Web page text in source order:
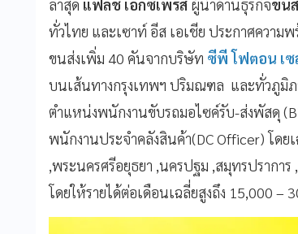
ล่าสุด แฟลช เอ็กซ์เพรส ผู้นำด้านธุรกิจขน
ทั่วไทย และเซาท์ อีส เอเชีย ประกาศความ
ขนส่งเพิ่ม 40 คันจากบริษัท ซีพี โฟตอน เ
บนเส้นทางกรุงเทพฯ ปริมณฑล และทั่วภูมิ
ตำแหน่งพนักงานขับรถมอไซค์รับ-ส่งพัสดุ
พนักงานประจำคลังสินค้า(DC Officer) โ
,พระนครศรีอยุธยา ,นครปฐม ,สมุทรปราการ
โดยให้รายได้ต่อเดือนเฉลี่ยสูงถึง 15,000 –